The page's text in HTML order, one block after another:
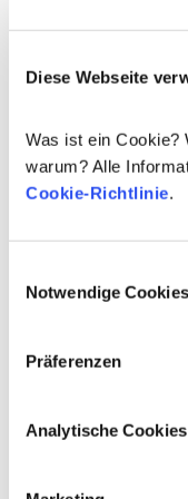
Diese Webseite
Was ist ein Cookie?
warum? Alle
Cookie-Richtlinie.
Notwendige
Präferenzen
Analytische
– für sich allein
Hautverträglichkeit
Regulierung von
Die Inhaltsstoffe
Sie, dass für
Ihre